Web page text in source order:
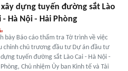
dựng tuyến đường sắt Lào
- Hà Nội - Hải Phòng
bày Báo cáo thẩm tra Tờ trình về việc
chỉnh chủ trương đầu tư Dự án đầu tư
tuyến đường sắt Lào Cai - Hà Nội -
Chủ nhiệm Ủy ban Kinh tế và Tài